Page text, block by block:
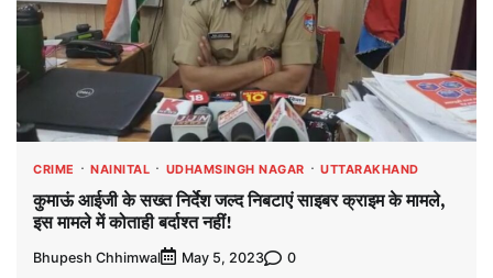
CRIME NAINITAL UDHAMSINGH NAGAR UTTARAKHAND
कुमाऊं आईजी के सख्त निर्देश जल्द निबटाएं साइबर क्राइम के मामले,
इस मामले में कोताही बर्दाश्त नहीं!
Bhupesh Chhimwal May 5, 2023 0